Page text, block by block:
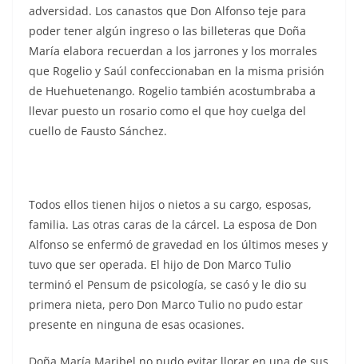
adversidad. Los canastos que Don Alfonso teje para
poder tener algún ingreso o las billeteras que Doña
María elabora recuerdan a los jarrones y los morrales
que Rogelio y Saúl confeccionaban en la misma prisión
de Huehuetenango. Rogelio también acostumbraba a
llevar puesto un rosario como el que hoy cuelga del
cuello de Fausto Sánchez.
Todos ellos tienen hijos o nietos a su cargo, esposas,
familia. Las otras caras de la cárcel. La esposa de Don
Alfonso se enfermó de gravedad en los últimos meses y
tuvo que ser operada. El hijo de Don Marco Tulio
terminó el Pensum de psicología, se casó y le dio su
primera nieta, pero Don Marco Tulio no pudo estar
presente en ninguna de esas ocasiones.